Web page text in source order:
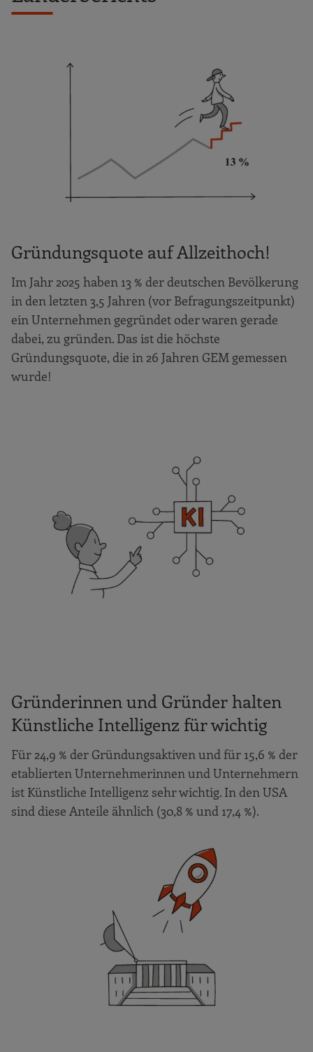
Gründungsquote auf Allzeithoch!
Im Jahr 2025 haben 13 % der deutschen Bevölkerung
in den letzten 3,5 Jahren (vor Befragungszeitpunkt)
ein Unternehmen gegründet oder waren gerade
dabei, zu gründen. Das ist die höchste
Gründungsquote, die in 26 Jahren GEM gemessen
wurde!
Gründerinnen und Gründer halten
Künstliche Intelligenz für wichtig
Für 24,9 % der Gründungsaktiven und für 15,6 % der
etablierten Unternehmerinnen und Unternehmern
ist Künstliche Intelligenz sehr wichtig. In den USA
sind diese Anteile ähnlich (30,8 % und 17,4 %).